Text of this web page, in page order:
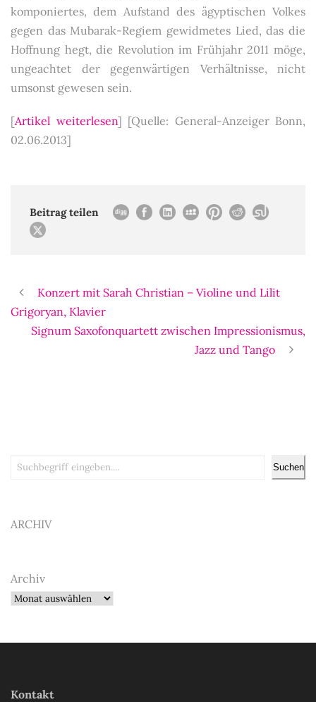
komponiertes, dem Aufstand des ägyptischen Volkes
gegen das Mubarak-Regiem gewidmetes Lied, das die
Hoffnung hegt, die Revolution im Frühjahr 2011 möge,
ungeachtet der gegenwärtigen Verhältnisse, nicht
umsonst gewesen sein.
[Artikel weiterlesen] [Quelle: General-Anzeiger Bonn,
02.06.2013]
Beitrag teilen
Konzert mit Sarah Christian – Violine und Lilit
Grigoryan, Klavier
Signum Saxofonquartett zwischen Impressionismus,
Jazz und Tango
Suchen Suchen
ARCHIV
Archiv
Kontakt